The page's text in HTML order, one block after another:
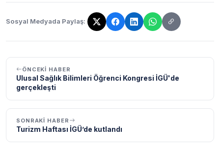
Sosyal Medyada Paylaş:
Bağlantı kopyalandı!
ÖNCEKI HABER
Ulusal Sağlık Bilimleri Öğrenci Kongresi İGÜ'de
gerçekleşti
SONRAKI HABER
Turizm Haftası İGÜ’de kutlandı